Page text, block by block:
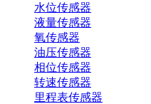
水位传感器
液量传感器
氧传感器
油压传感器
相位传感器
转速传感器
里程表传感器